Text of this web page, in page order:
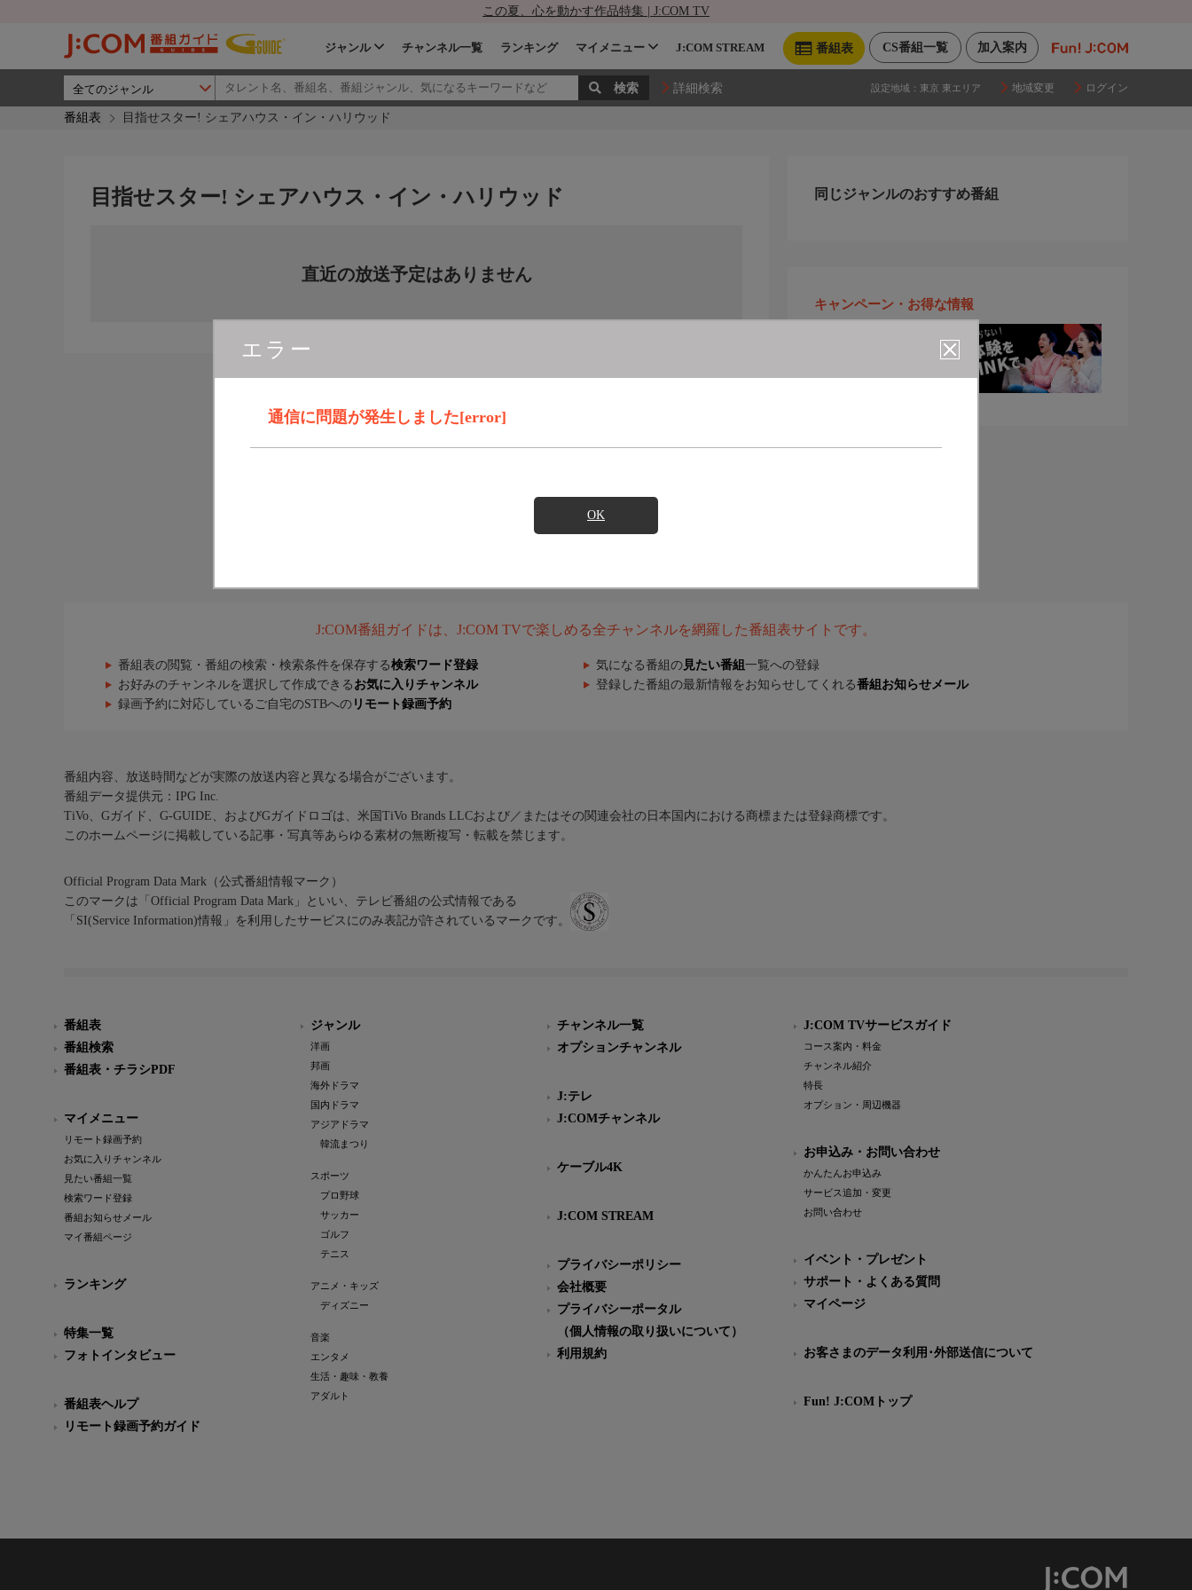
この夏、心を動かす作品特集 | J:COM TV
加入案内
CS番組一覧
番組表
ジャンル チャンネル一覧 ランキング マイメニュー J:COM STREAM
詳細検索 設定地域： 東京 東エリア 地域変更 ログイン
番組表 目指せスター! シェアハウス・イン・ハリウッド
エラー
通信に問題が発生しました[error]
OK
目指せスター! シェアハウス・イン・ハリウッド
直近の放送予定はありません
同じジャンルのおすすめ番組
キャンペーン・お得な情報
J:COM番組ガイドは、J:COM TVで楽しめる全チャンネルを網羅した番組表サイトです。
番組表の閲覧・番組の検索・検索条件を保存する検索ワード登録 気になる番組の 見たい番組 一覧への登録
お好みのチャンネルを選択して作成できる お気に入りチャンネル 登録した番組の最新情報をお知らせしてくれる番組お知らせメール
録画予約に対応しているご自宅のSTBへの リモート録画予約
番組内容、放送時間などが実際の放送内容と異なる場合がございます。
番組データ提供元：IPG Inc.
TiVo、Gガイド、G-GUIDE、およびGガイドロゴは、米国TiVo Brands LLCおよび／またはその関連会社の日本国内における商標または登録商標です。
このホームページに掲載している記事・写真等あらゆる素材の無断複写・転載を禁じます。
Official Program Data Mark（公式番組情報マーク）
このマークは「Official Program Data Mark」といい、テレビ番組の公式情報である
「SI(Service Information)情報」を利用したサービスにのみ表記が許されているマークです。
番組表
番組検索
番組表・チラシPDF
マイメニュー
リモート録画予約
お気に入りチャンネル
見たい番組一覧
検索ワード登録
番組お知らせメール
マイ番組ページ
ランキング
特集一覧
フォトインタビュー
番組表ヘルプ
リモート録画予約ガイド
ジャンル
洋画
邦画
海外ドラマ
国内ドラマ
アジアドラマ
韓流まつり
スポーツ
プロ野球
サッカー
ゴルフ
テニス
アニメ・キッズ
ディズニー
音楽
エンタメ
生活・趣味・教養
アダルト
チャンネル一覧
オプションチャンネル
J:テレ
J:COMチャンネル
ケーブル4K
J:COM STREAM
プライバシーポリシー
会社概要
プライバシーポータル
（個人情報の取り扱いについて）
利用規約
J:COM TVサービスガイド
コース案内・料金
チャンネル紹介
特長
オプション・周辺機器
お申込み・お問い合わせ
かんたんお申込み
サービス追加・変更
お問い合わせ
イベント・プレゼント
サポート・よくある質問
マイページ
お客さまのデータ利用･外部送信について
Fun! J:COMトップ